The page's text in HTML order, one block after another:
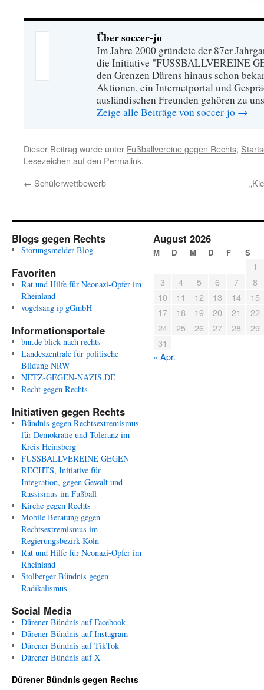
Über soccer-jo
Im Jahre 2000 gründete der 87er
die Initiative "FUSSBALLVEREINE
den Grenzen Dürens hinaus schon
Aktionen, ein Internetportal und
ausländischen Freunden gehören zu
Zeige alle Beiträge von soccer-jo →
Dieser Beitrag wurde unter Fußballvereine gegen Rechts,
Lesezeichen auf den Permalink.
← Schülerwettbewerb
Blogs gegen Rechts
Störungsmelder Blog
Favoriten
Rat und Hilfe für Neonazi-Opfer im
Rheinland
vogelsang ip gGmbH
Informationsportale
bnr.de blick nach rechts
Landeszentrale für politische
Bildung NRW
NETZ-GEGEN-NAZIS.DE
Recht gegen Rechts
Initiativen gegen Rechts
Bündnis gegen Rechtsextremismus
für Demokratie und Toleranz im
Kreis Heinsberg
FUSSBALLVEREINE GEGEN
RECHTS, Initiative für
Integration, gegen Gewalt und
Rassismus im Fußball
Kirche gegen Rechts
Mobile Beratung gegen
Rechtsextremismus im
Regierungsbezirk Köln
Rat und Hilfe für Neonazi-Opfer im
Rheinland
Stolberger Bündnis gegen
Radikalismus
Social Media
Dürener Bündnis auf Facebook
Dürener Bündnis auf Instagram
Dürener Bündnis auf TikTok
Dürener Bündnis auf X
August 2026
M D M D F S
1
3
4 5 6 7
8
10
11 12 13 14
15
17
18 19 20 21
22
24
25 26 27 28
29
31
« Apr.
Dürener Bündnis gegen Rechts